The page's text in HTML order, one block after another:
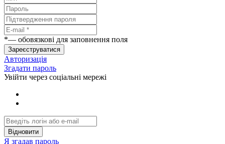
*— обовязкові для заповнення поля
Зареєструватися
Авторизація
Згадати пароль
Увійти через соціальні мережі
Відновити
Я згадав пароль